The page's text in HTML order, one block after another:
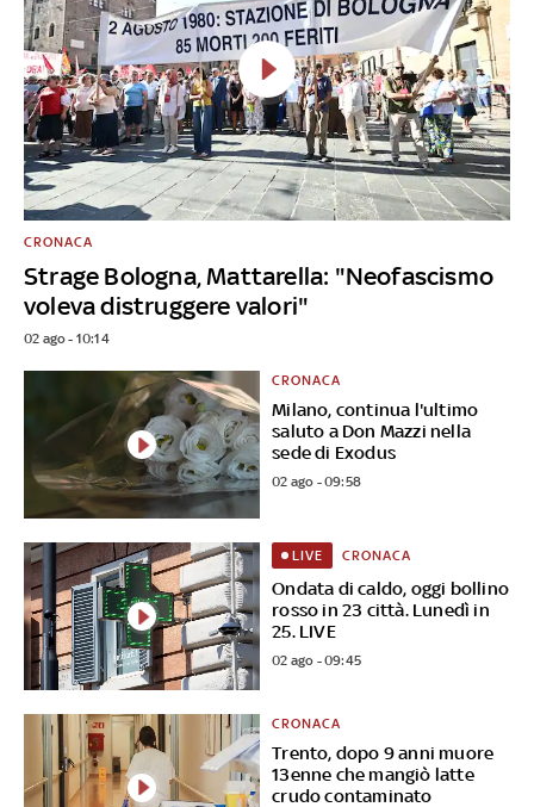
Strage Bologna, Mattarella: "Neofascismo
voleva distruggere valori"
CRONACA
02 ago - 10:14
Milano, continua l'ultimo
saluto a Don Mazzi nella
sede di Exodus
CRONACA
02 ago - 09:58
Ondata di caldo, oggi bollino
rosso in 23 città. Lunedì in
25. LIVE
LIVE CRONACA
02 ago - 09:45
Trento, dopo 9 anni muore
13enne che mangiò latte
crudo contaminato
CRONACA